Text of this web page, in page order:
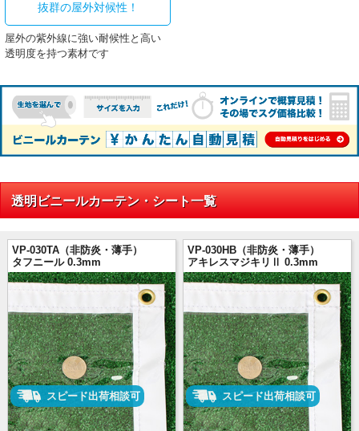
抜群の屋外対候性！
屋外の紫外線に強い耐候性と高い
透明度を持つ素材です
透明ビニールカーテン・シート一覧
VP-030TA（非防炎・薄手）
タフニール 0.3mm
スピード出荷相談可
VP-030HB（非防炎・薄手）
アキレスマジキリⅡ 0.3mm
スピード出荷相談可